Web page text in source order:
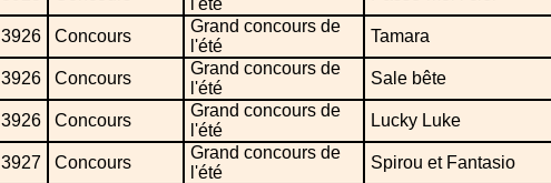
3926 Concours
Grand concours de
l'été
Tamara
3926
Concours
Grand concours de
l'été
Sale bête
3926
Concours
Grand concours de
l'été
Lucky Luke
3927 Concours
Grand concours de
l'été
Spirou et Fantasio